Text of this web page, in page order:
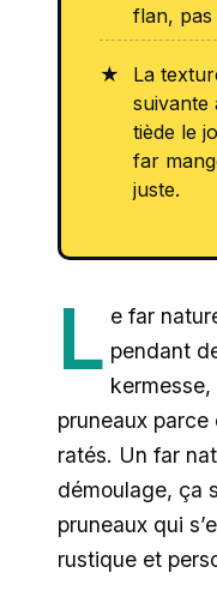
flan,
La
suivante
tiède le
far
juste.
L e far
pendant
pruneaux parce
ratés. Un far
démoulage, ça
pruneaux qui
rustique et